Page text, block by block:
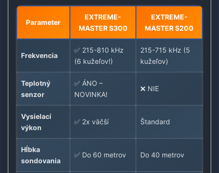
Parameter
EXTREME-
MASTER S300
EXTREME-
MASTER S200
Frekvencia
✅ 215-810 kHz
(6 kužeľov!)
215-715 kHz (5
kužeľov)
Teplotný
senzor
✅ ÁNO –
NOVINKA!
❌ NIE
Vysielací
výkon
✅ 2x väčší Štandard
Hĺbka
sondovania
✅ Do 60 metrov Do 40 metrov